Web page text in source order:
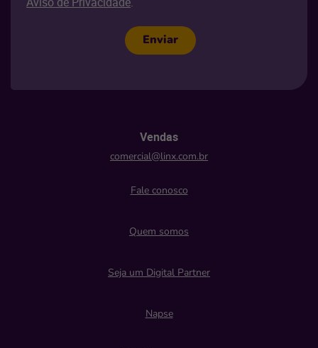
Enviar
Vendas
comercial@linx.com.br
Fale conosco
Quem somos
Seja um Digital Partner
Napse